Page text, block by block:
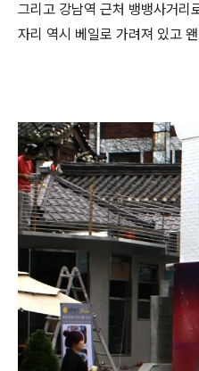
그리고 강남역 근처 뱅뱅사거리
자리 역시 베일로 가려져 있고